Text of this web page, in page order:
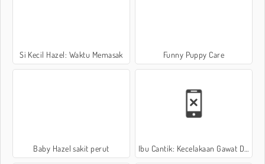
Si Kecil Hazel: Waktu Memasak Funny Puppy Care
Baby Hazel sakit perut Ibu Cantik: Kecelakaan Gawat Darurat